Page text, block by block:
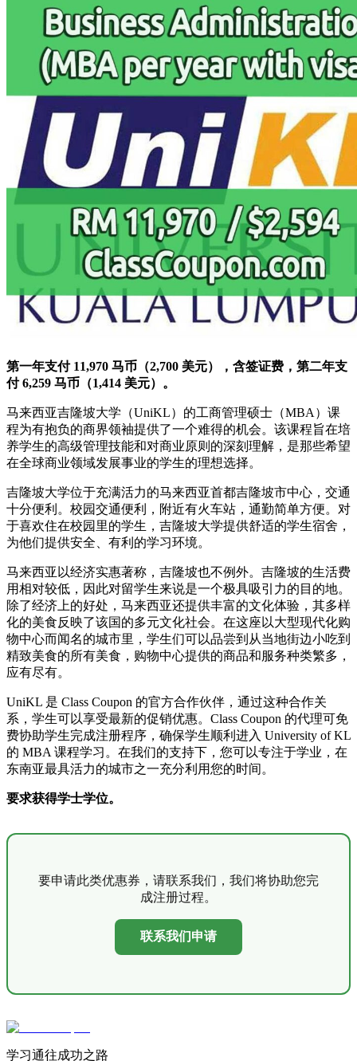
第一年支付 11,970 马币（2,700 美元），含签证费，第二年支
付 6,259 马币（1,414 美元）。
马来西亚吉隆坡大学（UniKL）的工商管理硕士（MBA）课
程为有抱负的商界领袖提供了一个难得的机会。该课程旨在培
养学生的高级管理技能和对商业原则的深刻理解，是那些希望
在全球商业领域发展事业的学生的理想选择。
吉隆坡大学位于充满活力的马来西亚首都吉隆坡市中心，交通
十分便利。校园交通便利，附近有火车站，通勤简单方便。对
于喜欢住在校园里的学生，吉隆坡大学提供舒适的学生宿舍，
为他们提供安全、有利的学习环境。
马来西亚以经济实惠著称，吉隆坡也不例外。吉隆坡的生活费
用相对较低，因此对留学生来说是一个极具吸引力的目的地。
除了经济上的好处，马来西亚还提供丰富的文化体验，其多样
化的美食反映了该国的多元文化社会。在这座以大型现代化购
物中心而闻名的城市里，学生们可以品尝到从当地街边小吃到
精致美食的所有美食，购物中心提供的商品和服务种类繁多，
应有尽有。
UniKL 是 Class Coupon 的官方合作伙伴，通过这种合作关
系，学生可以享受最新的促销优惠。Class Coupon 的代理可免
费协助学生完成注册程序，确保学生顺利进入 University of KL
的 MBA 课程学习。在我们的支持下，您可以专注于学业，在
东南亚最具活力的城市之一充分利用您的时间。
要求获得学士学位。
要申请此类优惠券，请联系我们，我们将协助您完
成注册过程。
联系我们申请
学习通往成功之路